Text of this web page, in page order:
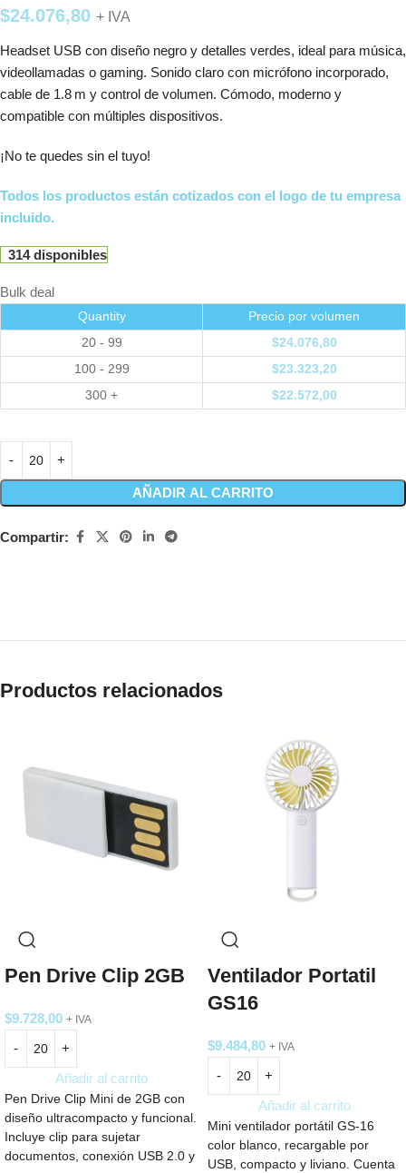
$24.076,80 + IVA
Headset USB con diseño negro y detalles verdes, ideal para música,
videollamadas o gaming. Sonido claro con micrófono incorporado,
cable de 1.8 m y control de volumen. Cómodo, moderno y
compatible con múltiples dispositivos.
¡No te quedes sin el tuyo!
Todos los productos están cotizados con el logo de tu empresa
incluido.
314 disponibles
Bulk deal
Quantity
Precio por volumen
20 - 99
$24.076,80
100 - 299
$23.323,20
300 +
$22.572,00
AÑADIR AL CARRITO
Compartir:
Productos relacionados
Pen Drive Clip 2GB
$9.728,00 + IVA
Añadir al carrito
Pen Drive Clip Mini de 2GB con
diseño ultracompacto y funcional.
Incluye clip para sujetar
documentos, conexión USB 2.0 y
Ventilador Portatil
GS16
$9.484,80 + IVA
Añadir al carrito
Mini ventilador portátil GS-16
color blanco, recargable por
USB, compacto y liviano. Cuenta